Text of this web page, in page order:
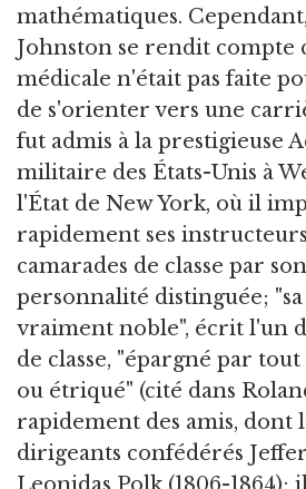
mathématiques.
Johnston se rendit compte
médicale n'était pas faite
de s'orienter vers une
fut admis à la prestigieuse
militaire des États-Unis à
l'État de New York, où il
rapidement ses instructeurs
camarades de classe par
personnalité distinguée;
vraiment noble", écrit l'un
de classe, "épargné par
ou étriqué" (cité dans
rapidement des amis, dont
dirigeants confédérés